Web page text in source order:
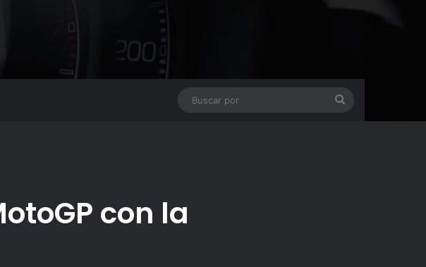
con la